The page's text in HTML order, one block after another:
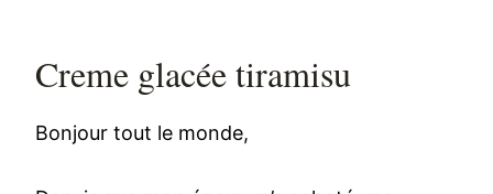
Creme glacée tiramisu
Bonjour tout le monde,